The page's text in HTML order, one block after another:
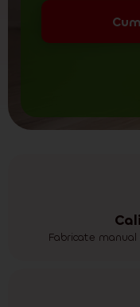
Fabricate